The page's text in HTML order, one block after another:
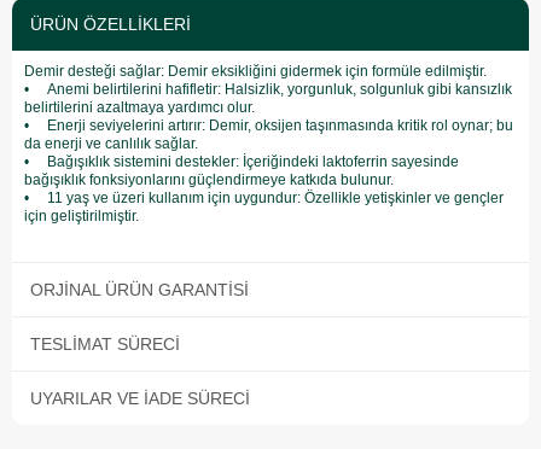
ÜRÜN ÖZELLIKLERI
Demir desteği sağlar: Demir eksikliğini gidermek için formüle edilmiştir.
• Anemi belirtilerini hafifletir: Halsizlik, yorgunluk, solgunluk gibi kansızlık
belirtilerini azaltmaya yardımcı olur.
• Enerji seviyelerini artırır: Demir, oksijen taşınmasında kritik rol oynar; bu
da enerji ve canlılık sağlar.
• Bağışıklık sistemini destekler: İçeriğindeki laktoferrin sayesinde
bağışıklık fonksiyonlarını güçlendirmeye katkıda bulunur.
• 11 yaş ve üzeri kullanım için uygundur: Özellikle yetişkinler ve gençler
için geliştirilmiştir.
ORJINAL ÜRÜN GARANTISI
TESLIMAT SÜRECI
UYARILAR VE İADE SÜRECI